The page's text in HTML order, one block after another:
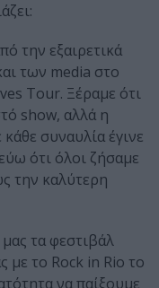
την εξαιρετικά
των media στο
Tour. Ξέραμε ότι
show, αλλά η
συναυλία έγινε
ότι όλοι ζήσαμε
την καλύτερη
μας τα φεστιβάλ
με το Rock in Rio το
να παίξουμε